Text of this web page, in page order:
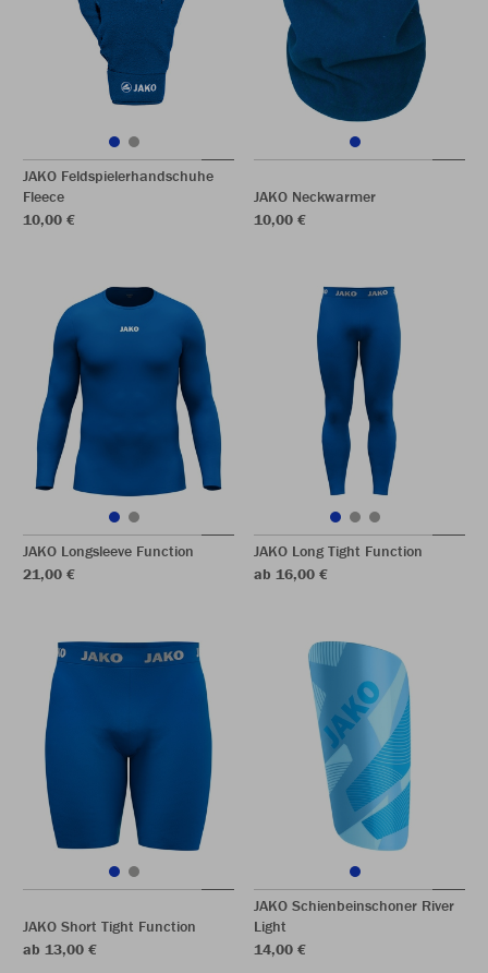
JAKO Feldspielerhandschuhe
Fleece
10,00 €
JAKO Neckwarmer
10,00 €
JAKO Longsleeve Function
21,00 €
JAKO Long Tight Function
ab 16,00 €
JAKO Short Tight Function
ab 13,00 €
JAKO Schienbeinschoner River
Light
14,00 €